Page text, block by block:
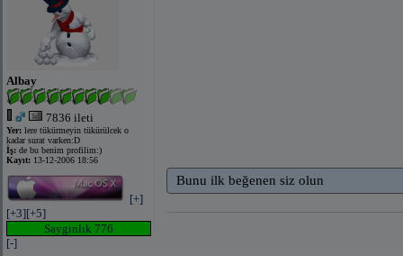
Albay
7836 ileti
Yer: lere tükürmeyin tükürülcek o
kadar surat varken:D
İş: de bu benim profilim:)
Kayıt: 13-12-2006 18:56
[+]
[+3][+5]
Saygınlık 776
[-]
Bunu ilk beğenen siz olun